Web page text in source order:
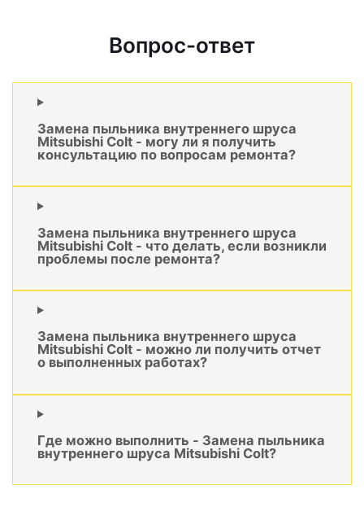
Вопрос-ответ
Замена пыльника внутреннего шруса
Mitsubishi Colt - могу ли я получить
консультацию по вопросам ремонта?
Замена пыльника внутреннего шруса
Mitsubishi Colt - что делать, если возникли
проблемы после ремонта?
Замена пыльника внутреннего шруса
Mitsubishi Colt - можно ли получить отчет
о выполненных работах?
Где можно выполнить - Замена пыльника
внутреннего шруса Mitsubishi Colt?